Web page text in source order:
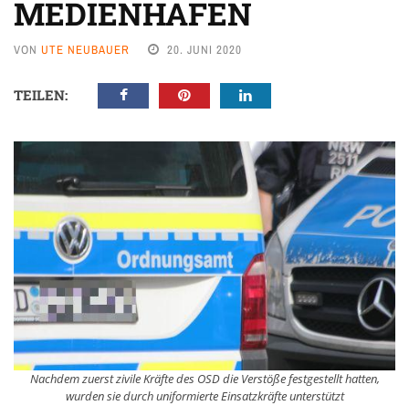
MEDIENHAFEN
VON UTE NEUBAUER 20. JUNI 2020
TEILEN:
Nachdem zuerst zivile Kräfte des OSD die Verstöße festgestellt hatten,
wurden sie durch uniformierte Einsatzkräfte unterstützt